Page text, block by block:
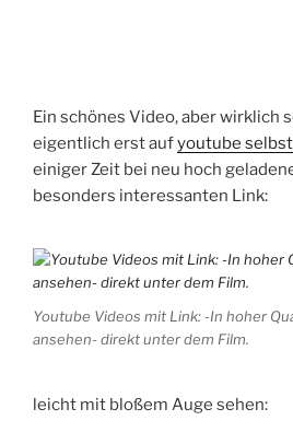
Ein schönes Video, aber wirklich
eigentlich erst aufyoutube selbst
einiger Zeit bei neu hoch
besonders interessanten Link:
Youtube Videos mit Link: -In hoher
ansehen- direkt unter dem Film.
leicht mit bloßem Auge sehen: